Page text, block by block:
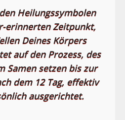
Heilungssymbolen
erinnerten Zeitpunkt,
Deines Körpers
auf den Prozess, des
Samen setzen bis zur
dem 12 Tag, effektiv
ausgerichtet.